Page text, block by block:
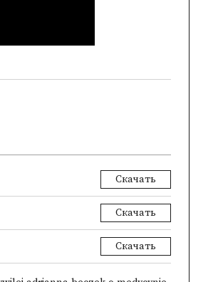
Скачать
Скачать
Скачать